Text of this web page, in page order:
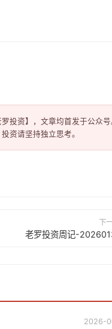
投资】，文章均首发于公众号
下
老罗投资周记-
2026-